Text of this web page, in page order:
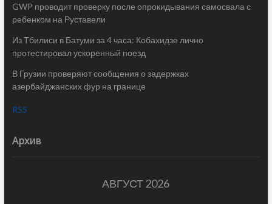
GWP проводит проверку после опрокидывания самосвала с
ребенком на Руставели
Из Тбилиси в Батуми за 4 часа: Кобахидзе лично
протестировал ускоренный поезд
В Грузии проверяют сообщения о задержках
азербайджанских фур на границе
RSS
Архив
АВГУСТ 2026